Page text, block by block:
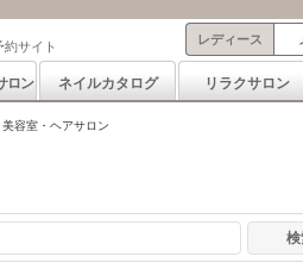
サイト レディース
ロン ネイルカタログ リラクサロン
容室・ヘアサロン